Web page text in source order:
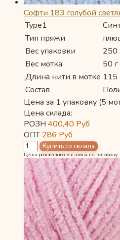
Софти 183 голубой
Type1
Тип пряжи
Вес упаковки
250
Вес мотка
50 г
Длина нити в мотке 115
Состав
Цена за 1 упаковку (5
Цена склада:
РОЗН 400,40 Руб
ОПТ286 Руб
Цены розничного магазина по